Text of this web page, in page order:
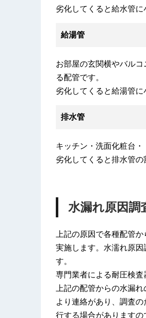
劣化してくると給水管に
給湯管
お部屋の玄関横やバル
る配管です。
劣化してくると給湯管に
排水管
キッチン・洗面化粧台・
劣化してくると排水管の
水漏れ原因調
上記の原因で各種配管
実施します。水濡れ原
す。
専門業者による耐圧検査
上記の配管からの水漏
より連絡があり、調査
行する場合がありますの